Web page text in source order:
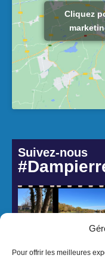
Pour offrir les meilleures
Cliquez
Suivez-nous